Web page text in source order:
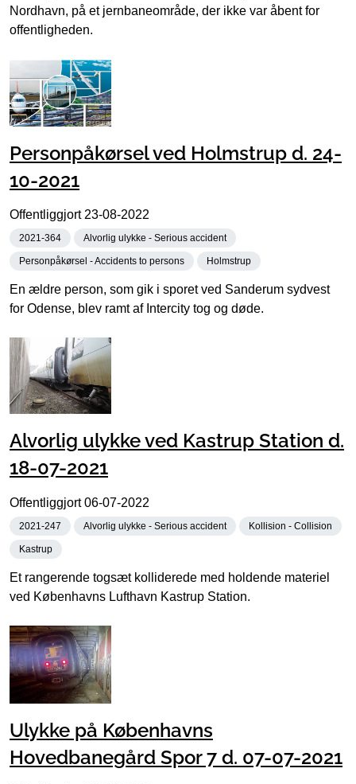
Nordhavn, på et jernbaneområde, der ikke var åbent for
offentligheden.
Personpåkørsel ved Holmstrup d. 24-
10-2021
Offentliggjort23-08-2022
2021-364 Alvorlig ulykke - Serious accident
Personpåkørsel - Accidents to persons Holmstrup
En ældre person, som gik i sporet ved Sanderum sydvest
for Odense, blev ramt af Intercity tog og døde.
Alvorlig ulykke ved Kastrup Station d.
18-07-2021
Offentliggjort06-07-2022
2021-247 Alvorlig ulykke - Serious accident Kollision - Collision
Kastrup
Et rangerende togsæt kolliderede med holdende materiel
ved Københavns Lufthavn Kastrup Station.
Ulykke på Københavns
Hovedbanegård Spor 7 d. 07-07-2021